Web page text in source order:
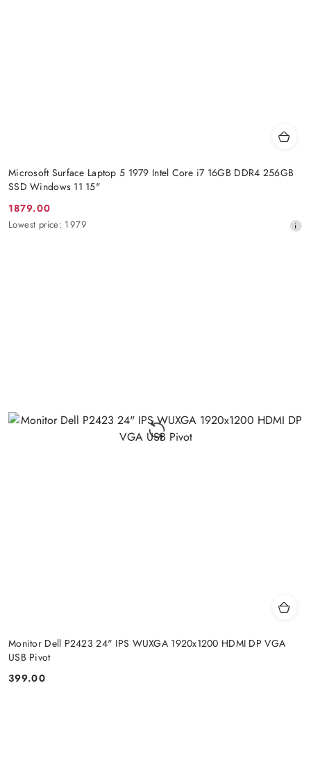
Microsoft Surface Laptop 5 1979 Intel Core i7 16GB DDR4 256GB
SSD Windows 11 15"
Promotion
price:
1879.00
Lowest
Lowest price: 1979
Monitor Dell P2423 24" IPS WUXGA 1920x1200 HDMI DP VGA
USB Pivot
Price:
399.00